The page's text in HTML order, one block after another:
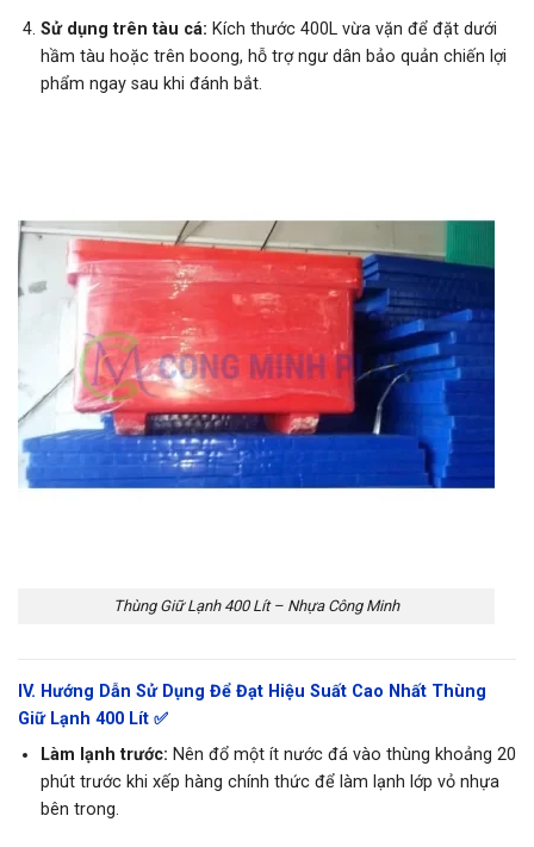
Sử dụng trên tàu cá: Kích thước 400L vừa vặn để đặt dưới
hầm tàu hoặc trên boong, hỗ trợ ngư dân bảo quản chiến lợi
phẩm ngay sau khi đánh bắt.
Thùng Giữ Lạnh 400 Lít – Nhựa Công Minh
IV. Hướng Dẫn Sử Dụng Để Đạt Hiệu Suất Cao Nhất Thùng
Giữ Lạnh 400 Lít ✅
Làm lạnh trước: Nên đổ một ít nước đá vào thùng khoảng 20
phút trước khi xếp hàng chính thức để làm lạnh lớp vỏ nhựa
bên trong.